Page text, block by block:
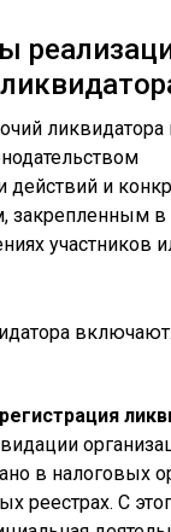
ликвидатора
действий и
в
участников
включают:
в налоговых
реестрах. С